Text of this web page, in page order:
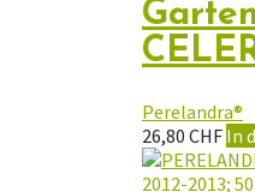
Perelandra®
26,80 CHF In